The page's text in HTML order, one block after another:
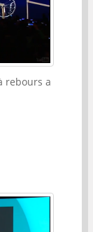
rebours a